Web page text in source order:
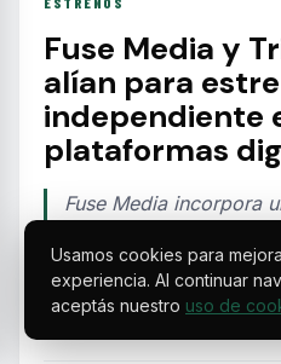
Fuse Media y
alían para
independiente
plataformas
Fuse Media incorpora
canales FAST,
independiente a
multiculturales.
Usamos cookies para
experiencia. Al continuar
aceptás nuestro uso de